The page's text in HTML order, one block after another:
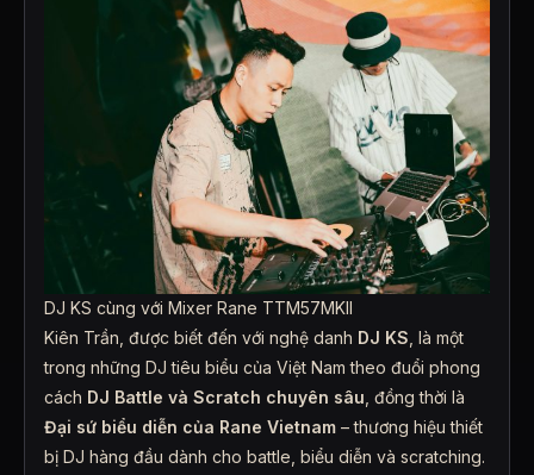
DJ KS cùng với Mixer Rane TTM57MKII
Kiên Trần, được biết đến với nghệ danh DJ KS, là một
trong những DJ tiêu biểu của Việt Nam theo đuổi phong
cách DJ Battle và Scratch chuyên sâu, đồng thời là
Đại sứ biểu diễn của Rane Vietnam – thương hiệu thiết
bị DJ hàng đầu dành cho battle, biểu diễn và scratching.